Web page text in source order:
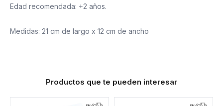
Edad recomendada: +2 años.
Medidas: 21 cm de largo x 12 cm de ancho
Productos que te pueden interesar